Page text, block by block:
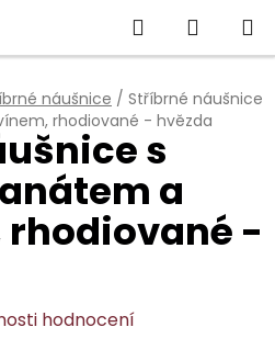
Hledat
KOŠÍK
náušnice / Stříbrné náušnice
rhodiované - hvězda
s
a
-
hodnocení